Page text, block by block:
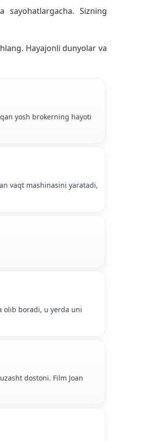
Sizning
Hayajonli dunyolar va
yosh brokerning hayoti
vaqt mashinasini yaratadi,
olib boradi, u yerda uni
dostoni. Film Joan